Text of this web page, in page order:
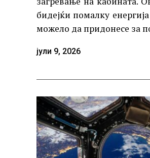
бидејќи помалку
можело да придонесе за
јули 9, 2026